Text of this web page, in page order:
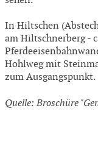
In Hiltschen
am Hiltschnerberg -
Hohlweg mit
zum Ausgangspunkt.
Quelle: Broschüre